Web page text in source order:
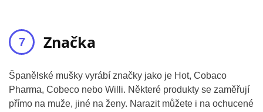
Značka
Španělské mušky vyrábí značky jako je Hot, Cobaco
Pharma, Cobeco nebo Willi. Některé produkty se zaměřují
přímo na muže, jiné na ženy. Narazit můžete i na ochucené